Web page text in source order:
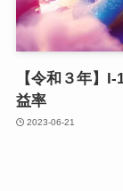
【令和３年】
益率
2023-06-21